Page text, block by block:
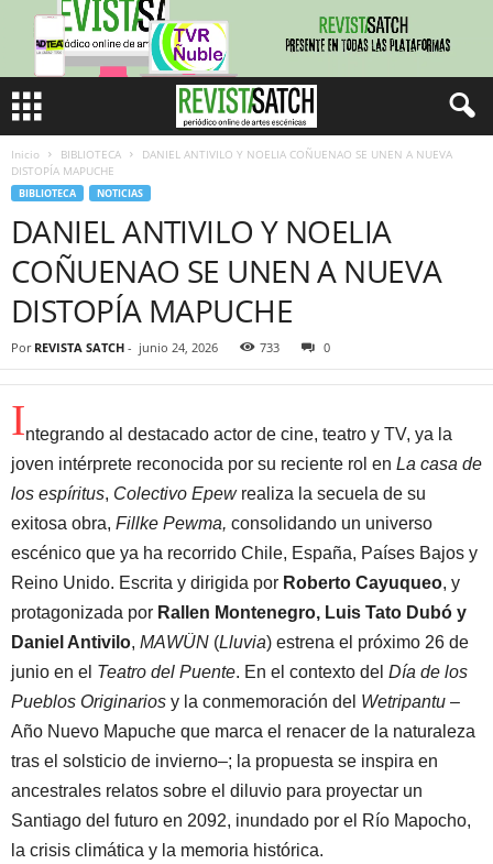
Inicio BIBLIOTECA
DANIEL ANTIVILO Y NOELIA COÑUENAO SE UNEN A NUEVA
DISTOPÍA MAPUCHE
BIBLIOTECA NOTICIAS
DANIEL ANTIVILO Y NOELIA
COÑUENAO SE UNEN A NUEVA
DISTOPÍA MAPUCHE
Por REVISTA SATCH - junio 24, 2026 733 0
Integrando al destacado actor de cine, teatro y TV, ya la
joven intérprete reconocida por su reciente rol en La casa de
los espíritus, Colectivo Epewrealiza la secuela de su
exitosa obra, Fillke Pewma, consolidando un universo
escénico que ya ha recorrido Chile, España, Países Bajos y
Reino Unido. Escrita y dirigida por Roberto Cayuqueo, y
protagonizada por Rallen Montenegro, Luis Tato Dubó y
Daniel Antivilo, MAWÜN (Lluvia) estrena el próximo 26 de
junio en el Teatro del Puente. En el contexto del Día de los
Pueblos Originarios y la conmemoración del Wetripantu –
Año Nuevo Mapuche que marca el renacer de la naturaleza
tras el solsticio de invierno–; la propuesta se inspira en
ancestrales relatos sobre el diluvio para proyectar un
Santiago del futuro en 2092, inundado por el Río Mapocho,
la crisis climática y la memoria histórica.